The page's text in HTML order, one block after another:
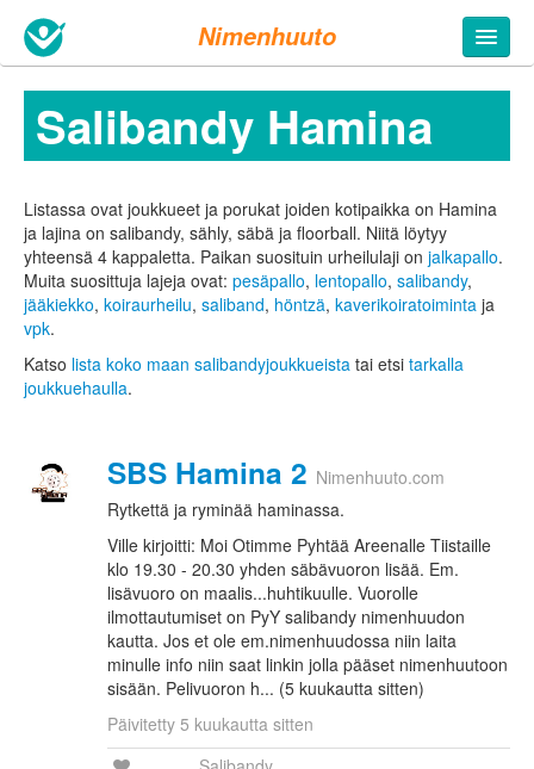
Nimenhuuto
Salibandy Hamina
Listassa ovat joukkueet ja porukat joiden kotipaikka on Hamina
ja lajina on salibandy, sähly, säbä ja floorball. Niitä löytyy
yhteensä 4 kappaletta. Paikan suosituin urheilulaji on jalkapallo.
Muita suosittuja lajeja ovat: pesäpallo, lentopallo, salibandy,
jääkiekko, koiraurheilu, saliband, höntzä, kaverikoiratoiminta ja
vpk.
Katso lista koko maan salibandyjoukkueista tai etsi tarkalla
joukkuehaulla.
SBS Hamina 2 Nimenhuuto.com
Rytkettä ja ryminää haminassa.
Ville kirjoitti: Moi Otimme Pyhtää Areenalle Tiistaille
klo 19.30 - 20.30 yhden säbävuoron lisää. Em.
lisävuoro on maalis...huhtikuulle. Vuorolle
ilmottautumiset on PyY salibandy nimenhuudon
kautta. Jos et ole em.nimenhuudossa niin laita
minulle info niin saat linkin jolla pääset nimenhuutoon
sisään. Pelivuoron h... (5 kuukautta sitten)
Päivitetty 5 kuukautta sitten